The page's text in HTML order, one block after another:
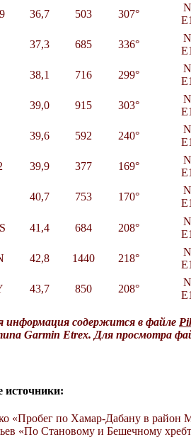
36,7 503 307°
37,3 685 336°
38,1 716 299°
39,0 915 303°
39,6 592 240°
39,9 377 169°
40,7 753 170°
41,4 684 208°
42,8 1440 218°
43,7 850 208°
информация содержится в файле
Garmin Etrex. Для просмотра
источники:
«Пробег по Хамар-Дабану в район
«По Становому и Бешечному